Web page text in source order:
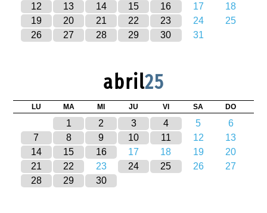
12
13 14 15 16 17
18
19
20 21 22 23 24
25
26
27 28 29 30 31
abril25
LU MA MI JU VI SA DO
1 2 3 4 5
6
7
8 9 10 11 12
13
14
15 16 17 18 19
20
21
22 23 24 25 26
27
28
29 30